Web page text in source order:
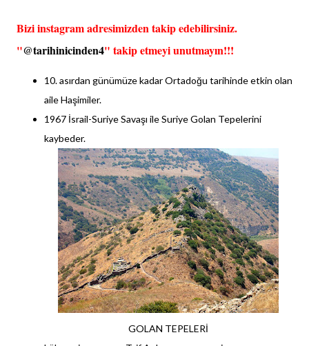
Bizi instagram adresimizden takip edebilirsiniz.
"@tarihinicinden4" takip etmeyi unutmayın!!!
10. asırdan günümüze kadar Ortadoğu tarihinde etkin olan
aile Haşimiler.
1967 İsrail-Suriye Savaşı ile Suriye Golan Tepelerini
kaybeder.
GOLAN TEPELERİ